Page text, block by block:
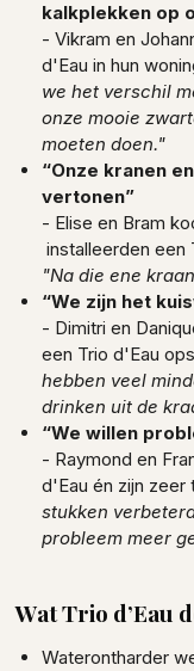
kalkplekken op
- Vikram en
d'Eau in hun
we het verschil
onze mooie
moeten doen."
“Onze kranen
vertonen”
- Elise en Bram
installeerden een
"Na die ene
“We zijn het
- Dimitri en
een Trio d'Eau
hebben veel
drinken uit de
“We willen
- Raymond en
d'Eau én zijn zeer
stukken
probleem meer
Wat Trio d’Eau
Waterontharder